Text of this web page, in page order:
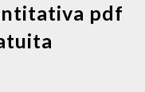
pdf